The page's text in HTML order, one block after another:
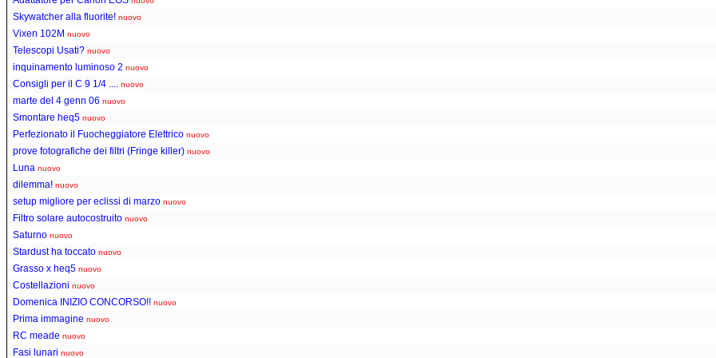
Skywatcher alla fluorite! nuovo
Vixen 102M nuovo
Telescopi Usati? nuovo
inquinamento luminoso 2 nuovo
Consigli per il C 9 1/4 .... nuovo
marte del 4 genn 06 nuovo
Smontare heq5 nuovo
Perfezionato il Fuocheggiatore Elettrico nuovo
prove fotografiche dei filtri (Fringe killer) nuovo
Luna nuovo
dilemma! nuovo
setup migliore per eclissi di marzo nuovo
Filtro solare autocostruito nuovo
Saturno nuovo
Stardust ha toccato nuovo
Grasso x heq5 nuovo
Costellazioni nuovo
Domenica INIZIO CONCORSO!! nuovo
Prima immagine nuovo
RC meade nuovo
Fasi lunari nuovo